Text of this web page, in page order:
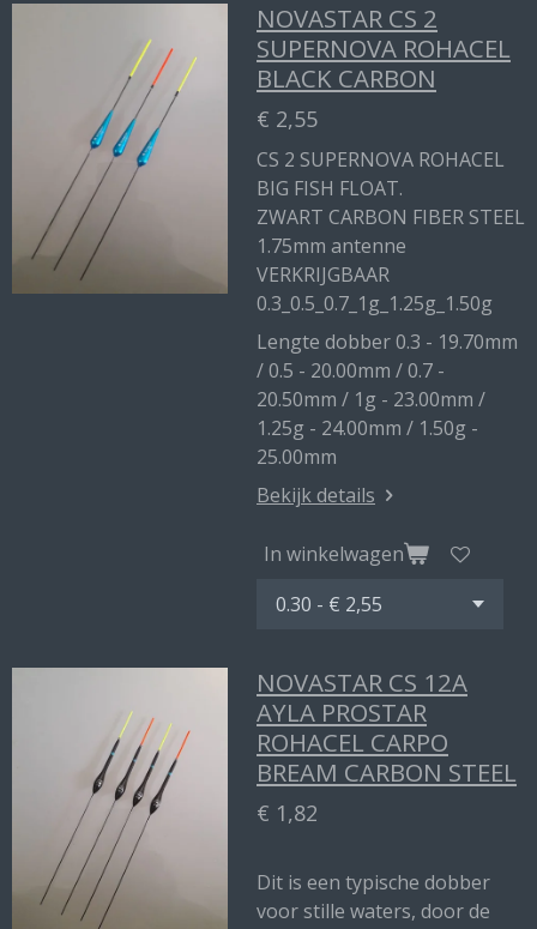
NOVASTAR CS 2
SUPERNOVA ROHACEL
BLACK CARBON
€ 2,55
CS 2 SUPERNOVA ROHACEL
BIG FISH FLOAT.
ZWART CARBON FIBER STEEL
1.75mm antenne
VERKRIJGBAAR
0.3_0.5_0.7_1g_1.25g_1.50g
Lengte dobber 0.3 - 19.70mm
/ 0.5 - 20.00mm / 0.7 -
20.50mm / 1g - 23.00mm /
1.25g - 24.00mm / 1.50g -
25.00mm
Bekijk details
In winkelwagen
NOVASTAR CS 12A
AYLA PROSTAR
ROHACEL CARPO
BREAM CARBON STEEL
€ 1,82
Dit is een typische dobber
voor stille waters, door de